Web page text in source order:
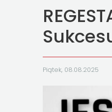
Piątek, 08.08.2025